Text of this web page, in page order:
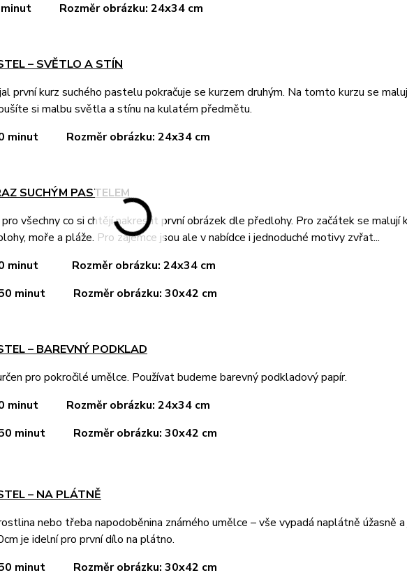
minut Rozměr obrázku: 24x34 cm
– SVĚTLO A STÍN
první kurz suchého pastelu pokračuje se kurzem druhým. Na tomto kurzu se
si malbu světla a stínu na kulatém předmětu.
minut Rozměr obrázku: 24x34 cm
SUCHÝM PASTELEM
všechny co si chtějí nakreslit první obrázek dle předlohy. Pro začátek se malují
moře a pláže. Pro zájemce jsou ale v nabídce i jednoduché motivy zvřat...
minut Rozměr obrázku: 24x34 cm
minut Rozměr obrázku: 30x42 cm
– BAREVNÝ PODKLAD
pro pokročilé umělce. Používat budeme barevný podkladový papír.
minut Rozměr obrázku: 24x34 cm
minut Rozměr obrázku: 30x42 cm
– NA PLÁTNĚ
nebo třeba napodoběnina známého umělce – vše vypadá naplátně úžasně a
je idelní pro první dílo na plátno.
minut Rozměr obrázku: 30x42 cm